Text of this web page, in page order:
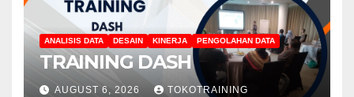
ANALISIS DATA DESAIN KINERJA PENGOLAHAN DATA
TRAINING DASH
AUGUST 6, 2026 TOKOTRAINING